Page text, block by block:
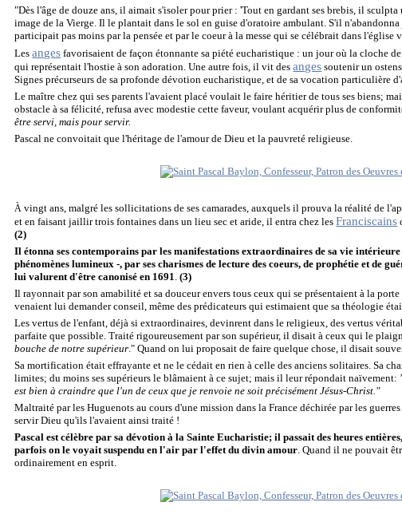
"Dès l'âge de douze ans, il aimait s'isoler pour prier : 'Tout en gardant ses brebis, il
image de la Vierge. Il le plantait dans le sol en guise d'oratoire ambulant. S'il
participait pas moins par la pensée et par le coeur à la messe qui se célébrait dans l'église
Lesanges favorisaient de façon étonnante sa piété eucharistique : un jour où la cloche
qui représentait l'hostie à son adoration. Une autre fois, il vit desanges soutenir un
Signes précurseurs de sa profonde dévotion eucharistique, et de sa vocation particulière
Le maître chez qui ses parents l'avaient placé voulait le faire héritier de tous ses biens;
obstacle à sa félicité, refusa avec modestie cette faveur, voulant acquérir plus de
être servi, mais pour servir.
Pascal ne convoitait que l'héritage de l'amour de Dieu et la pauvreté religieuse.
À vingt ans, malgré les sollicitations de ses camarades, auxquels il prouva la réalité de
et en faisant jaillir trois fontaines dans un lieu sec et aride, il entra chez lesFranciscains
(2)
Il étonna ses contemporains par les manifestations extraordinaires de sa vie
phénomènes lumineux -, par ses charismes de lecture des coeurs, de prophétie et de
lui valurent d'être canonisé en 1691 .(3)
Il rayonnait par son amabilité et sa douceur envers tous ceux qui se présentaient à la
venaient lui demander conseil, même des prédicateurs qui estimaient que sa théologie
Les vertus de l'enfant, déjà si extraordinaires, devinrent dans le religieux, des vertus
parfaite que possible. Traité rigoureusement par son supérieur, il disait à ceux qui le
bouche de notre supérieur ." Quand on lui proposait de faire quelque chose, il disait
Sa mortification était effrayante et ne le cédait en rien à celle des anciens solitaires. Sa
limites; du moins ses supérieurs le blâmaient à ce sujet; mais il leur répondait naïvement:
est bien à craindre que l'un de ceux que je renvoie ne soit précisément Jésus-Christ."
Maltraité par les Huguenots au cours d'une mission dans la France déchirée par les
servir Dieu qu'ils l'avaient ainsi traité !
Pascal est célèbre par sa dévotion à la Sainte Eucharistie; il passait des heures
parfois on le voyait suspendu en l'air par l'effet du divin amour Quand il ne pouvait
ordinairement en esprit.